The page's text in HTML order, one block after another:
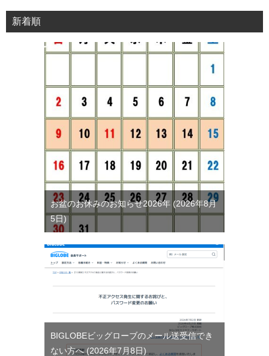
新着順
お盆のお休みのお知らせ2026年
2026年8月
5日
BIGLOBEビッグローブのメール送受信でき
ない方へ
2026年7月8日